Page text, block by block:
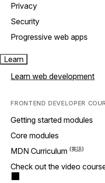
Privacy
Security
Progressive web apps
Learn
Learn web development
FRONTEND DEVELOPER
Getting started modules
Core modules
MDN Curriculum
Check out the video